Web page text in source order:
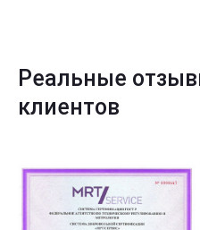
Реальные
клиентов